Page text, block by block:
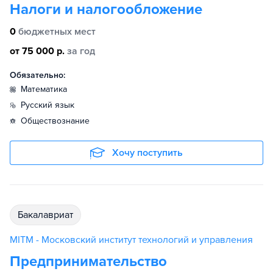
Налоги и налогообложение
0 бюджетных мест
от 75 000 р. за год
Обязательно:
математика
русский язык
обществознание
Хочу поступить
бакалавриат
MITM - Московский институт технологий и управления
Предпринимательство